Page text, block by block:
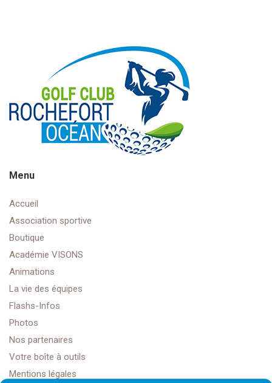
Menu
Accueil
Association sportive
Boutique
Académie VISONS
Animations
La vie des équipes
Flashs-Infos
Photos
Nos partenaires
Votre boîte à outils
Mentions légales